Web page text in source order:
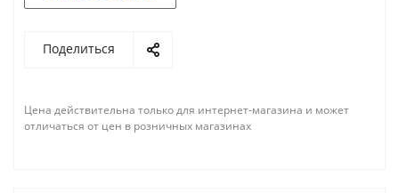
Поделиться
Цена действительна только для интернет-магазина и может
отличаться от цен в розничных магазинах